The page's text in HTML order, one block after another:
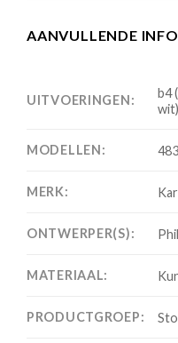
AANVULLENDE
UITVOERINGEN:
b4
MODELLEN:
MERK:
ONTWERPER(S):
MATERIAAL:
PRODUCTGROEP: